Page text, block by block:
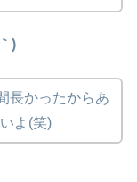
)
長かったからあ
よ(笑)